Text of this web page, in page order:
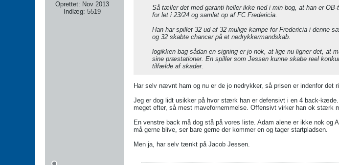
Oprettet: Nov 2013
Indlæg: 5519
Så tæller det med garanti heller ikke ned i min bog, at han er
for let i 23/24 og samlet op af FC Fredericia.
Han har spillet 32 ud af 32 mulige kampe for Fredericia i denne
og 32 skabte chancer på et nedrykkermandskab.
logikken bag sådan en signing er jo nok, at lige nu ligner det, at
sine præstationer. En spiller som Jessen kunne skabe reel
tilfælde af skader.
Har selv nævnt ham og nu er de jo nedrykker, så prisen er indenfor det
Jeg er dog lidt usikker på hvor stærk han er defensivt i en 4 back-
meget efter, så mest mavefornemmelse. Offensivt virker han ok stærk
En venstre back må dog stå på vores liste. Adam alene er ikke nok
må gerne blive, ser bare gerne der kommer en og tager startpladsen.
Men ja, har selv tænkt på Jacob Jessen.